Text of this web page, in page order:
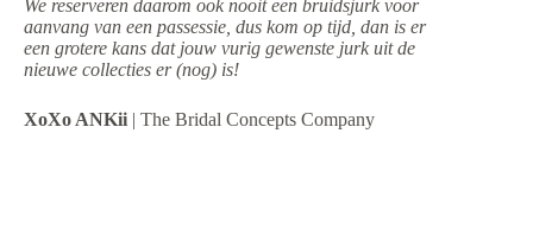
We reserveren daarom ook nooit een bruidsjurk voor
aanvang van een passessie, dus kom op tijd, dan is er
een grotere kans dat jouw vurig gewenste jurk uit de
nieuwe collecties er (nog) is!
XoXo ANKii | The Bridal Concepts Company